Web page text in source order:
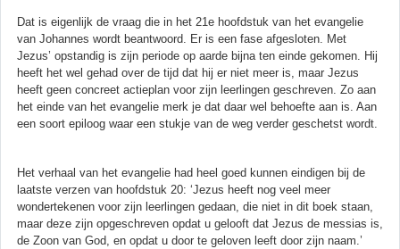
Dat is eigenlijk de vraag die in het 21e hoofdstuk van het evangelie
van Johannes wordt beantwoord. Er is een fase afgesloten. Met
Jezus’ opstandig is zijn periode op aarde bijna ten einde gekomen. Hij
heeft het wel gehad over de tijd dat hij er niet meer is, maar Jezus
heeft geen concreet actieplan voor zijn leerlingen geschreven. Zo aan
het einde van het evangelie merk je dat daar wel behoefte aan is. Aan
een soort epiloog waar een stukje van de weg verder geschetst wordt.
Het verhaal van het evangelie had heel goed kunnen eindigen bij de
laatste verzen van hoofdstuk 20: ‘Jezus heeft nog veel meer
wondertekenen voor zijn leerlingen gedaan, die niet in dit boek staan,
maar deze zijn opgeschreven opdat u gelooft dat Jezus de messias is,
de Zoon van God, en opdat u door te geloven leeft door zijn naam.’